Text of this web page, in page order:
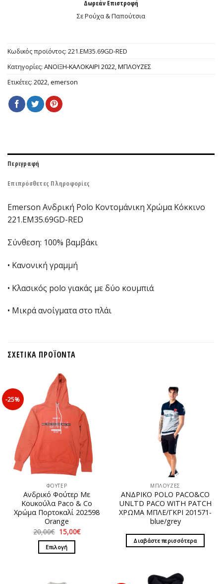
Δωρεάν Επιστροφή
Σε Ρούχα & Παπούτσια
Κωδικός προϊόντος: 221.EM35.69GD-RED
Κατηγορίες: ΑΝΟΙΞΗ-ΚΑΛΟΚΑΙΡΙ 2022,ΜΠΛΟΥΖΕΣ
Ετικέτες: 2022,emerson
Περιγραφή
Επιπρόσθετες Πληροφορίες
Emerson Ανδρική Polo Κοντομάνικη Χρώμα Κόκκινο
221.EM35.69GD-RED
Σύνθεση: 100% βαμβάκι
• Κανονική γραμμή
• Κλασικός polo γιακάς με δύο κουμπιά
• Μικρά ανοίγματα στο πλάι
ΣΧΕΤΙΚΆ ΠΡΟΪΌΝΤΑ
-25%
ΦΟΥΤΕΡ
Ανδρικό Φούτερ Με
Κουκούλα Paco & Co
Χρώμα Πορτοκαλί 202598
Orange
20,00€ Original
price
was:
20,00€.
15,00€Η
τρέχουσα
Επιλογή
ΜΠΛΟΥΖΕΣ
ΑΝΔΡΙΚΟ POLO PACO&CO
UNLTD PACO WITH PATCH
ΧΡΩΜΑ ΜΠΛΕ/ΓΚΡΙ 201571-
blue/grey
Διαβάστε περισσότερα